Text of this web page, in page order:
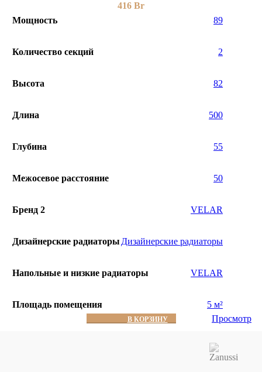
416 Br
Мощность
89
Количество секций 2
Высота 82
Длина 500
Глубина 55
Межосевое расстояние 50
Бренд 2 VELAR
Дизайнерские радиаторы Дизайнерские радиаторы
Напольные и низкие радиаторы VELAR
Площадь помещения 5 м²
В КОРЗИНУ Просмотр